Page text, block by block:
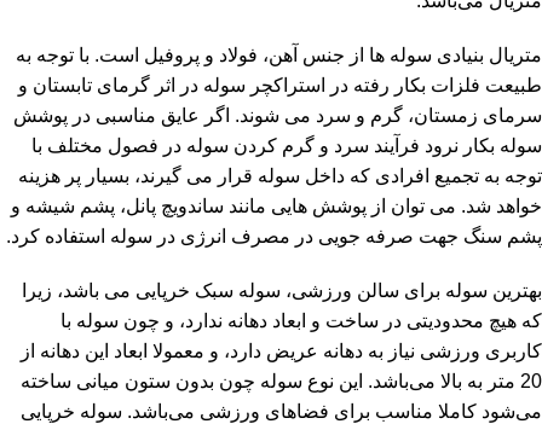
متریال بنیادی سوله ها از جنس آهن، فولاد و پروفیل است. با توجه به
طبیعت فلزات بکار رفته در استراکچر سوله در اثر گرمای تابستان و
سرمای زمستان، گرم و سرد می شوند. اگر عایق مناسبی در پوشش
سوله بکار نرود فرآیند سرد و گرم کردن سوله در فصول مختلف با
توجه به تجمیع افرادی که داخل سوله قرار می گیرند، بسیار پر هزینه
خواهد شد. می توان از پوشش هایی مانند ساندویچ پانل، پشم شیشه و
پشم سنگ جهت صرفه جویی در مصرف انرژی در سوله استفاده کرد.
بهترین سوله برای سالن ورزشی، سوله سبک خرپایی می باشد، زیرا
که هیچ محدودیتی در ساخت و ابعاد دهانه ندارد، و چون سوله با
کاربری ورزشی نیاز به دهانه عریض دارد، و معمولا ابعاد این دهانه از
20 متر به بالا می‌باشد. این نوع سوله چون بدون ستون میانی ساخته
می‌شود کاملا مناسب برای فضاهای ورزشی می‌باشد. سوله خرپایی